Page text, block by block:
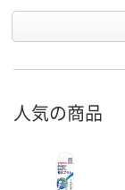
人気の商品